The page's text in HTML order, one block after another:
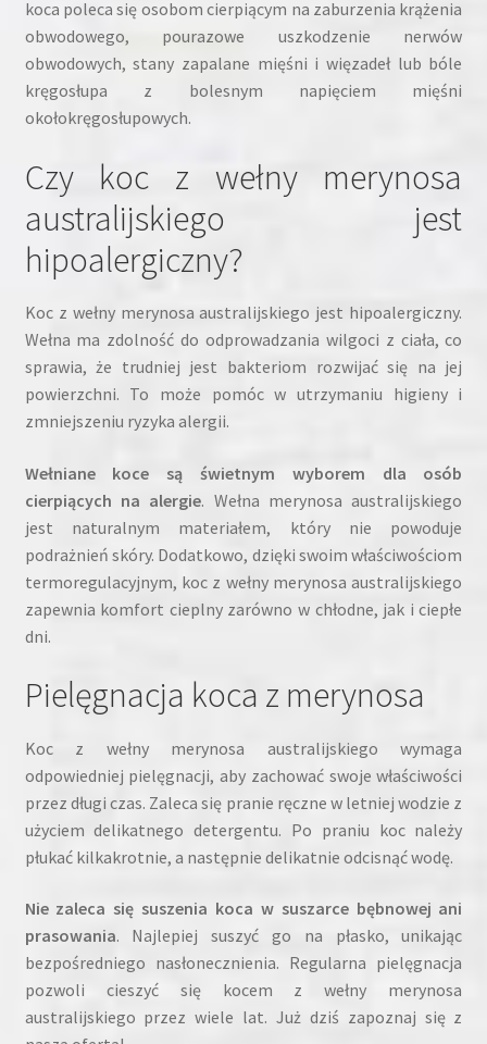
koca poleca się osobom cierpiącym na zaburzenia krążenia
obwodowego, pourazowe uszkodzenie nerwów
obwodowych, stany zapalane mięśni i więzadeł lub bóle
kręgosłupa z bolesnym napięciem mięśni
okołokręgosłupowych.
Czy koc z wełny merynosa
australijskiego jest
hipoalergiczny?
Koc z wełny merynosa australijskiego jest hipoalergiczny.
Wełna ma zdolność do odprowadzania wilgoci z ciała, co
sprawia, że trudniej jest bakteriom rozwijać się na jej
powierzchni. To może pomóc w utrzymaniu higieny i
zmniejszeniu ryzyka alergii.
Wełniane koce są świetnym wyborem dla osób
cierpiących na alergie. Wełna merynosa australijskiego
jest naturalnym materiałem, który nie powoduje
podrażnień skóry. Dodatkowo, dzięki swoim właściwościom
termoregulacyjnym, koc z wełny merynosa australijskiego
zapewnia komfort cieplny zarówno w chłodne, jak i ciepłe
dni.
Pielęgnacja koca z merynosa
Koc z wełny merynosa australijskiego wymaga
odpowiedniej pielęgnacji, aby zachować swoje właściwości
przez długi czas. Zaleca się pranie ręczne w letniej wodzie z
użyciem delikatnego detergentu. Po praniu koc należy
płukać kilkakrotnie, a następnie delikatnie odcisnąć wodę.
Nie zaleca się suszenia koca w suszarce bębnowej ani
prasowania. Najlepiej suszyć go na płasko, unikając
bezpośredniego nasłonecznienia. Regularna pielęgnacja
pozwoli cieszyć się kocem z wełny merynosa
australijskiego przez wiele lat. Już dziś zapoznaj się z